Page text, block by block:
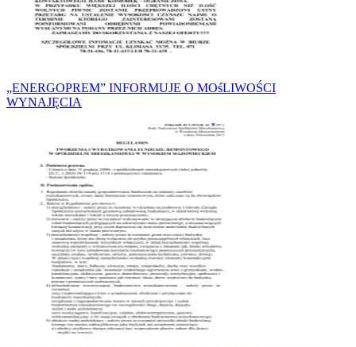
„ENERGOPREM” INFORMUJE O MOśLIWOŚCI
WYNAJĘCIA